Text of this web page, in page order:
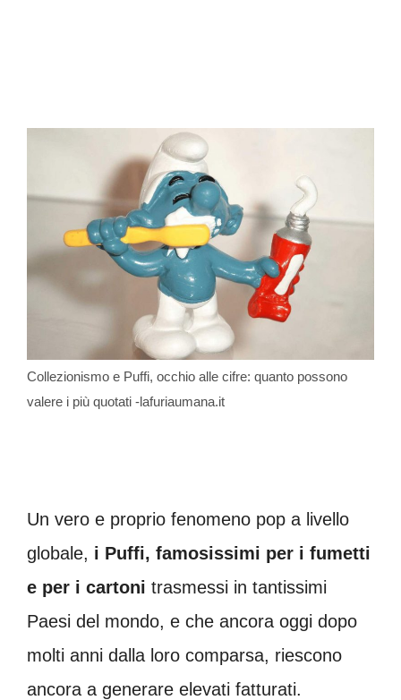
Collezionismo e Puffi, occhio alle cifre: quanto possono
valere i più quotati -lafuriaumana.it
Un vero e proprio fenomeno pop a livello
globale, i Puffi, famosissimi per i fumetti
e per i cartoni trasmessi in tantissimi
Paesi del mondo, e che ancora oggi dopo
molti anni dalla loro comparsa, riescono
ancora a generare elevati fatturati.